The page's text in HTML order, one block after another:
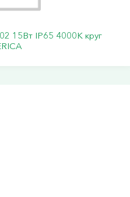
15Вт IP65 4000К круг